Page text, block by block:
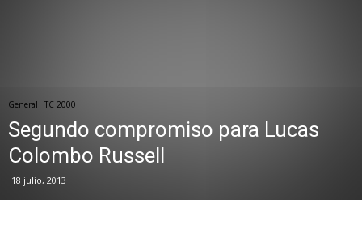
General TC 2000
Segundo compromiso para Lucas
Colombo Russell
18 julio, 2013